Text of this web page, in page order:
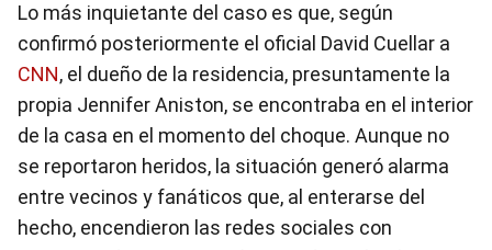
Lo más inquietante del caso es que, según
confirmó posteriormente el oficial David Cuellar a
CNN, el dueño de la residencia, presuntamente la
propia Jennifer Aniston, se encontraba en el interior
de la casa en el momento del choque. Aunque no
se reportaron heridos, la situación generó alarma
entre vecinos y fanáticos que, al enterarse del
hecho, encendieron las redes sociales con